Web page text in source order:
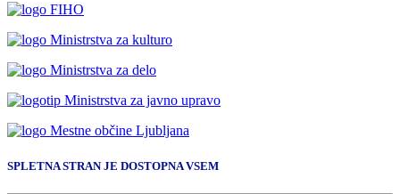
SPLETNA STRAN JE DOSTOPNA VSEM